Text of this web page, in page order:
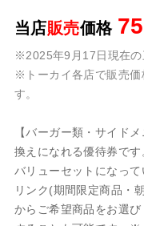
当店販売価格
※2025年9月17日現在の
※トーカイ各店で販売価
す。
【バーガー類・サイド
換えになれる優待券です
バリューセットになっ
リンク(期間限定商品・
からご希望商品をお選